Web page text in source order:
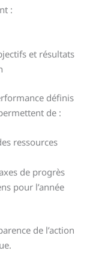
:
et résultats
définis
de :
ressources
de progrès
pour l’année
de l’action